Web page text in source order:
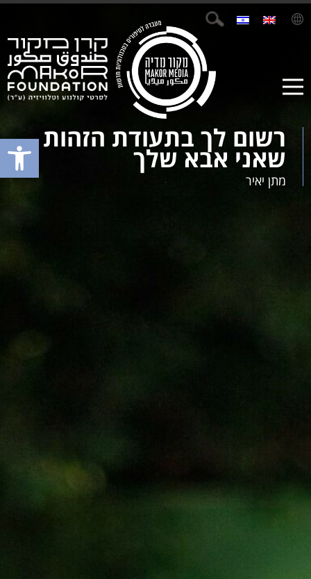
פתח סרגל נגישות רשום לך בתעודת הזהות
שאני אבא שלך
מתן יאיר
https://vimeo.com/162679052